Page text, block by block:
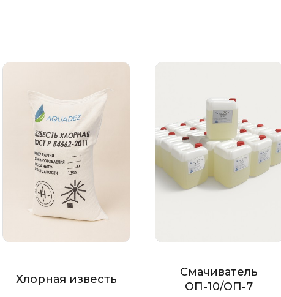
Хлорная известь
Смачиватель
ОП-10/ОП-7